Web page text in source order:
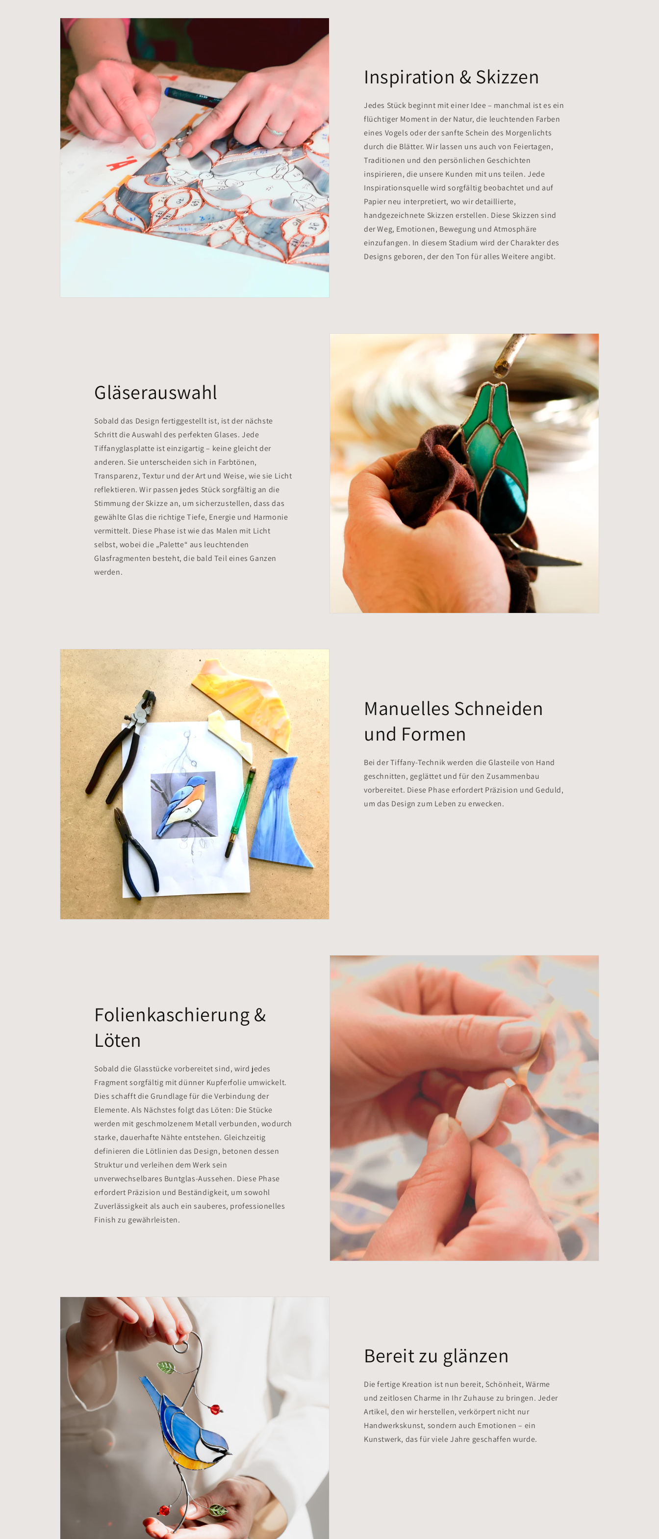
Inspiration & Skizzen
Jedes Stück beginnt mit einer Idee – manchmal ist es ein
flüchtiger Moment in der Natur, die leuchtenden Farben
eines Vogels oder der sanfte Schein des Morgenlichts
durch die Blätter. Wir lassen uns auch von Feiertagen,
Traditionen und den persönlichen Geschichten
inspirieren, die unsere Kunden mit uns teilen. Jede
Inspirationsquelle wird sorgfältig beobachtet und auf
Papier neu interpretiert, wo wir detaillierte,
handgezeichnete Skizzen erstellen. Diese Skizzen sind
der Weg, Emotionen, Bewegung und Atmosphäre
einzufangen. In diesem Stadium wird der Charakter des
Designs geboren, der den Ton für alles Weitere angibt.
Gläserauswahl
Sobald das Design fertiggestellt ist, ist der nächste
Schritt die Auswahl des perfekten Glases. Jede
Tiffanyglasplatte ist einzigartig – keine gleicht der
anderen. Sie unterscheiden sich in Farbtönen,
Transparenz, Textur und der Art und Weise, wie sie Licht
reflektieren. Wir passen jedes Stück sorgfältig an die
Stimmung der Skizze an, um sicherzustellen, dass das
gewählte Glas die richtige Tiefe, Energie und Harmonie
vermittelt. Diese Phase ist wie das Malen mit Licht
selbst, wobei die „Palette“ aus leuchtenden
Glasfragmenten besteht, die bald Teil eines Ganzen
werden.
Manuelles Schneiden
und Formen
Bei der Tiffany-Technik werden die Glasteile von Hand
geschnitten, geglättet und für den Zusammenbau
vorbereitet. Diese Phase erfordert Präzision und Geduld,
um das Design zum Leben zu erwecken.
Folienkaschierung &
Löten
Sobald die Glasstücke vorbereitet sind, wird jedes
Fragment sorgfältig mit dünner Kupferfolie umwickelt.
Dies schafft die Grundlage für die Verbindung der
Elemente. Als Nächstes folgt das Löten: Die Stücke
werden mit geschmolzenem Metall verbunden, wodurch
starke, dauerhafte Nähte entstehen. Gleichzeitig
definieren die Lötlinien das Design, betonen dessen
Struktur und verleihen dem Werk sein
unverwechselbares Buntglas-Aussehen. Diese Phase
erfordert Präzision und Beständigkeit, um sowohl
Zuverlässigkeit als auch ein sauberes, professionelles
Finish zu gewährleisten.
Bereit zu glänzen
Die fertige Kreation ist nun bereit, Schönheit, Wärme
und zeitlosen Charme in Ihr Zuhause zu bringen. Jeder
Artikel, den wir herstellen, verkörpert nicht nur
Handwerkskunst, sondern auch Emotionen – ein
Kunstwerk, das für viele Jahre geschaffen wurde.